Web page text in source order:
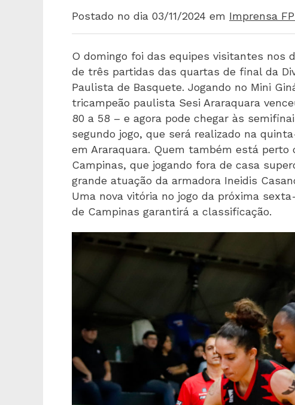
Postado no dia 03/11/2024 em Imprensa
O domingo foi das equipes visitantes nos
de três partidas das quartas de final da
Paulista de Basquete. Jogando no Mini
tricampeão paulista Sesi Araraquara
80 a 58 – e agora pode chegar às
segundo jogo, que será realizado na
em Araraquara. Quem também está perto
Campinas, que jogando fora de casa
grande atuação da armadora Ineidis
Uma nova vitória no jogo da próxima
de Campinas garantirá a classificação.